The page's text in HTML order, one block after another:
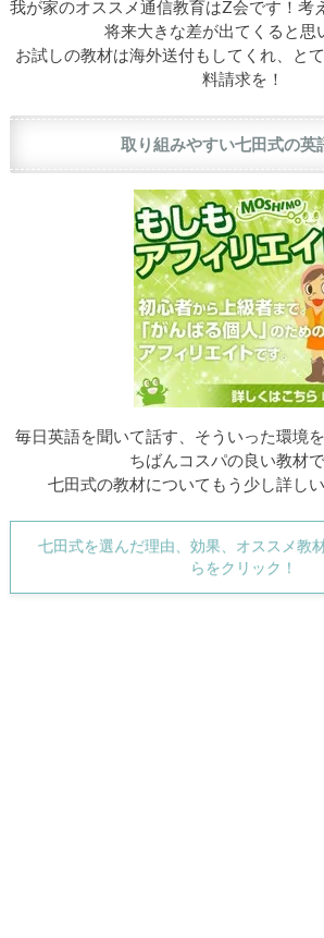
我が家のオススメ通信教育はZ会です！考
将来大きな差が出てくると思
お試しの教材は海外送付もしてくれ、と
料請求を！
取り組みやすい七田式の英
毎日英語を聞いて話す、そういった環境
ちばんコスパの良い教材で
七田式の教材についてもう少し詳し
七田式を選んだ理由、効果、オススメ教
らをクリック！